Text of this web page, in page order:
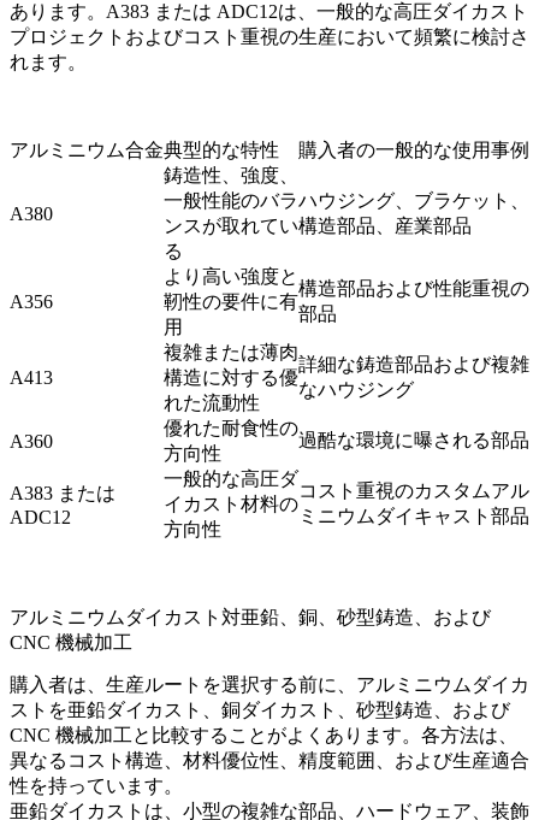
あります。 A383 または ADC12は、一般的な高圧ダイカスト
プロジェクトおよびコスト重視の生産において頻繁に検討さ
れます。
アルミニウム合金典型的な特性 購入者の一般的な使用事例
A380
鋳造性、強度、
一般性能のバラ
ンスが取れてい
る
ハウジング、ブラケット、
構造部品、産業部品
A356
より高い強度と
靭性の要件に有
用
構造部品および性能重視の
部品
A413
複雑または薄肉
構造に対する優
れた流動性
詳細な鋳造部品および複雑
なハウジング
A360
優れた耐食性の
方向性
過酷な環境に曝される部品
A383 または
ADC12
一般的な高圧ダ
イカスト材料の
方向性
コスト重視のカスタムアル
ミニウムダイキャスト部品
アルミニウムダイカスト対亜鉛、銅、砂型鋳造、および
CNC 機械加工
購入者は、生産ルートを選択する前に、アルミニウムダイカ
ストを亜鉛ダイカスト、銅ダイカスト、砂型鋳造、および
CNC 機械加工と比較することがよくあります。各方法は、
異なるコスト構造、材料優位性、精度範囲、および生産適合
性を持っています。
亜鉛ダイカスト は、小型の複雑な部品、ハードウェア、装飾